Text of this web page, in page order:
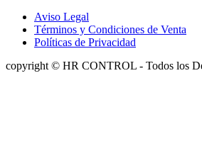
Aviso Legal
Términos y Condiciones de Venta
Políticas de Privacidad
copyright © HR CONTROL - Todos los